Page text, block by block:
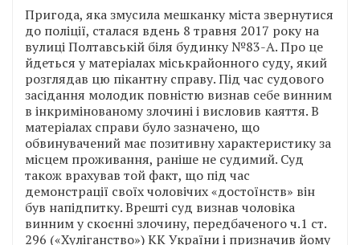
Пригода, яка змусила мешканку міста звернутися
до поліції, сталася вдень 8 травня 2017 року на
вулиці Полтавській біля будинку №83-А. Про це
йдеться у матеріалах міськрайонного суду, який
розглядав цю пікантну справу. Під час судового
засідання молодик повністю визнав себе винним
в інкримінованому злочині і висловив каяття. В
матеріалах справи було зазначено, що
обвинувачений має позитивну характеристику за
місцем проживання, раніше не судимий. Суд
також врахував той факт, що під час
демонстрації своїх чоловічих «достоїнств» він
був напідпитку. Врешті суд визнав чоловіка
винним у скоєнні злочину, передбаченого ч.1 ст.
296 («Хуліганство») КК України і призначив йому